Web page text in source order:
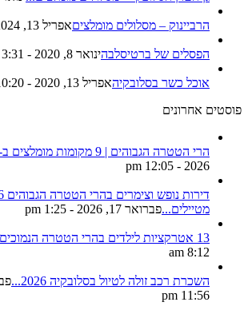
הרביינוק – מסלולים מומלציםאפריל 13, 2024 - 5:46 pm
הפסלים של ברטיסלבהינואר 8, 2020 - 3:31 pm
אוכל כשר בסלובקיהאפריל 13, 2020 - 10:20 am
פוסטים אחרונים
הרי הטטרה הגבוהים | 9 מקומות מומלצים ב-2026...
2026 - 12:05 pm
מטיילים...פברואר 17, 2026 - 1:25 pm
13 אטרקציות לילדים בהרי הטטרה הנמוכים...
8:12 am
השכרת רכב זולה לטיול בסלובקיה 2026...
11:56 pm